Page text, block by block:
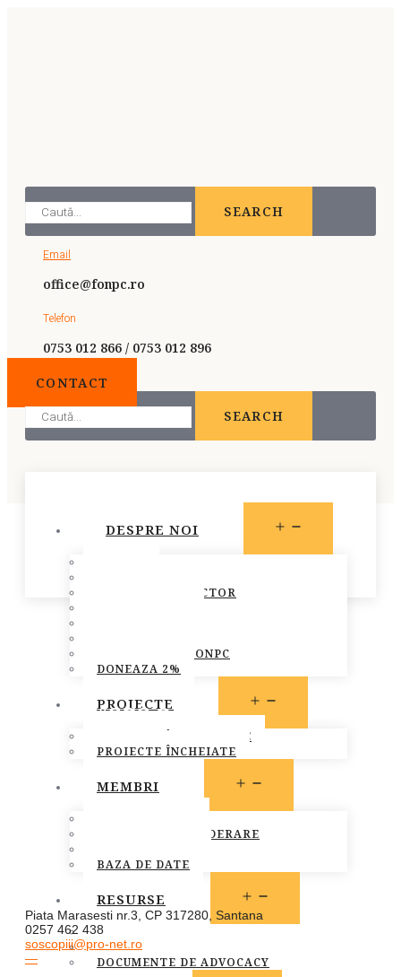
SEARCH
Email
office@fonpc.ro
Telefon
0753 012 866 / 0753 012 896
CONTACT
SEARCH
DESPRE NOI
CONSILIUL DIRECTOR
RAPOARTELE FONPC
DONEAZA 2%
PROIECTE
PROIECTE ÎN DERULARE
PROIECTE ÎNCHEIATE
MEMBRI
PROCEDURA DE ADERARE
BAZA DE DATE
RESURSE
LEGISLATIE
PUBLICATII
DOCUMENTE DE ADVOCACY
Asociatia “SOS Copiii”
November 1, 2016
Piata Marasesti nr.3, CP 317280, Santana
0257 462 438
soscopiii@pro-net.ro
—